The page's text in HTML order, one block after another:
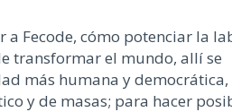
Fecode, cómo potenciar la
transformar el mundo, allí se
más humana y democrática,
y de masas; para hacer